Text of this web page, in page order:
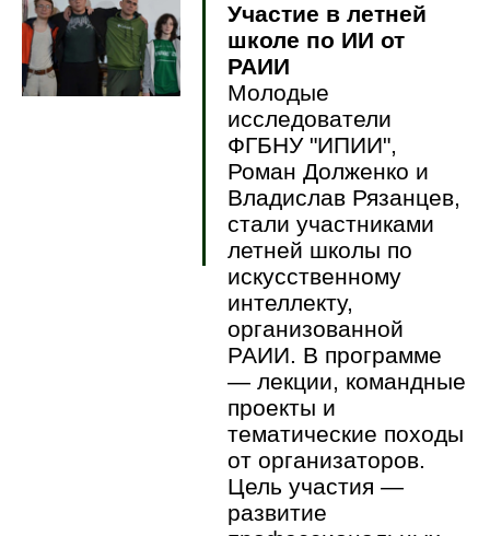
Участие в летней
школе по ИИ от
РАИИ
Молодые
исследователи
ФГБНУ "ИПИИ",
Роман Долженко и
Владислав Рязанцев,
стали участниками
летней школы по
искусственному
интеллекту,
организованной
РАИИ. В программе
— лекции, командные
проекты и
тематические походы
от организаторов.
Цель участия —
развитие